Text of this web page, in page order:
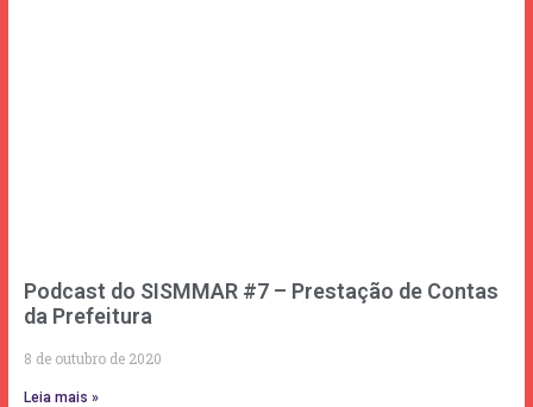
Podcast do SISMMAR #7 – Prestação de Contas
da Prefeitura
8 de outubro de 2020
Leia mais »